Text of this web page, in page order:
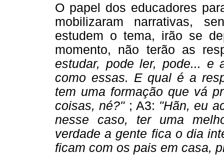
O papel dos educadores
mobilizaram narrativas,
estudem o tema, irão se
momento, não terão as
estudar, pode ler, pode... e
como essas. E qual é a
tem uma formação que vá
coisas, né?"; A3: "Hãn, eu
nesse caso, ter uma
verdade a gente fica o dia
ficam com os pais em casa,